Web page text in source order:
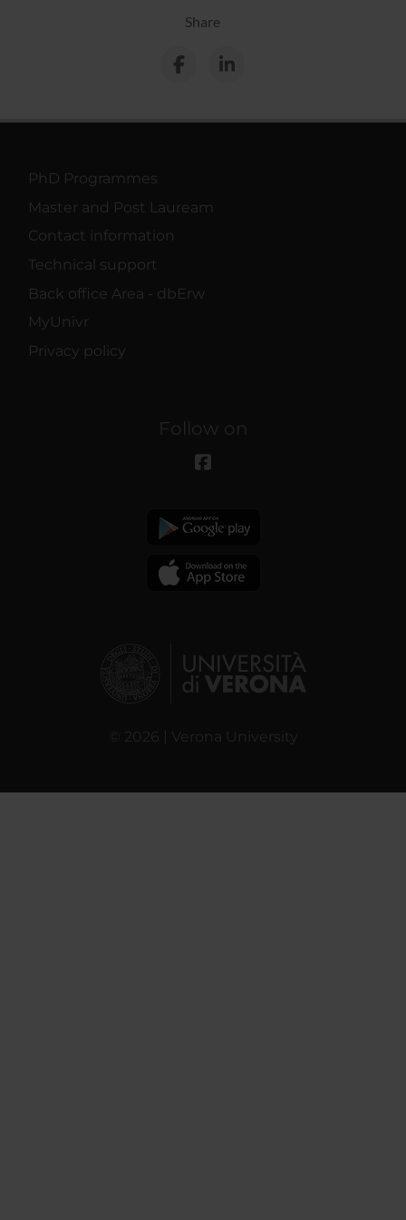
Share
PhD Programmes
Master and Post Lauream
Contact information
Technical support
Back office Area - dbErw
MyUnivr
Privacy policy
Follow on
© 2026 | Verona University